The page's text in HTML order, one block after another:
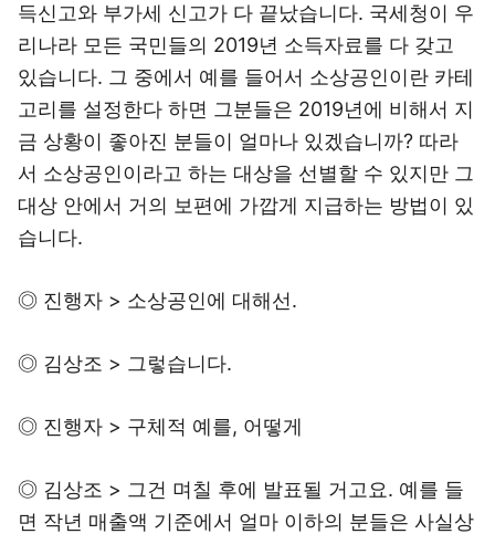
득신고와 부가세 신고가 다 끝났습니다. 국세청이 우
리나라 모든 국민들의 2019년 소득자료를 다 갖고
있습니다. 그 중에서 예를 들어서 소상공인이란 카테
고리를 설정한다 하면 그분들은 2019년에 비해서 지
금 상황이 좋아진 분들이 얼마나 있겠습니까? 따라
서 소상공인이라고 하는 대상을 선별할 수 있지만 그
대상 안에서 거의 보편에 가깝게 지급하는 방법이 있
습니다.
◎ 진행자 > 소상공인에 대해선.
◎ 김상조 > 그렇습니다.
◎ 진행자 > 구체적 예를, 어떻게
◎ 김상조 > 그건 며칠 후에 발표될 거고요. 예를 들
면 작년 매출액 기준에서 얼마 이하의 분들은 사실상